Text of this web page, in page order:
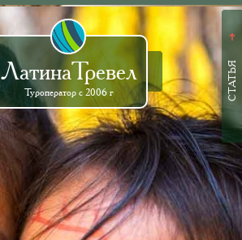
ЛатинаТревел
Туроператор с 2006 г
➜
СТАТЬЯ